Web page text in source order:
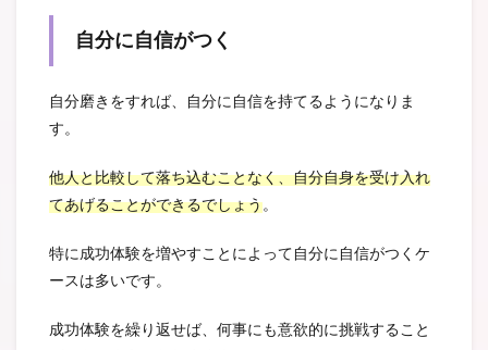
自分に自信がつく
自分磨きをすれば、自分に自信を持てるようになりま
す。
他人と比較して落ち込むことなく、自分自身を受け入れ
てあげることができるでしょう。
特に成功体験を増やすことによって自分に自信がつくケ
ースは多いです。
成功体験を繰り返せば、何事にも意欲的に挑戦すること